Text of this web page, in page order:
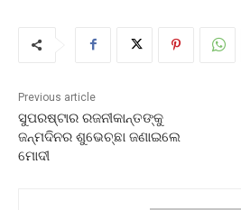
Previous article
ସୁପରଷ୍ଟାର ରଜନୀକାନ୍ତଙ୍କୁ
ଜନ୍ମଦିନର ଶୁଭେଚ୍ଛା ଜଣାଇଲେ
ମୋଦୀ